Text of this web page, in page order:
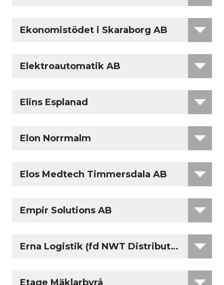
Ekonomistödet i Skaraborg AB
Elektroautomatik AB
Elins Esplanad
Elon Norrmalm
Elos Medtech Timmersdala AB
Empir Solutions AB
Erna Logistik (fd NWT Distribution)
Etage Mäklarbyrå